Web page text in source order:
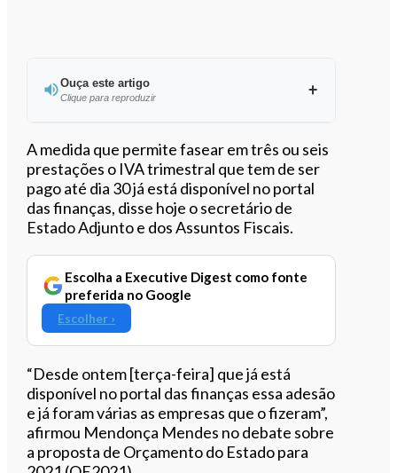
Ouça este artigo
Clique para reproduzir
Ouvir este artigo
A medida que permite fasear em três ou seis
prestações o IVA trimestral que tem de ser
pago até dia 30 já está disponível no portal
das finanças, disse hoje o secretário de
Estado Adjunto e dos Assuntos Fiscais.
Escolha a Executive Digest como fonte
preferida no Google
Escolher ›
“Desde ontem [terça-feira] que já está
disponível no portal das finanças essa adesão
e já foram várias as empresas que o fizeram”,
afirmou Mendonça Mendes no debate sobre
a proposta de Orçamento do Estado para